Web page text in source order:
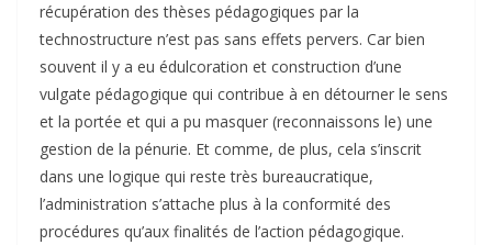
récupération des thèses pédagogiques par la
technostructure n’est pas sans effets pervers. Car bien
souvent il y a eu édulcoration et construction d’une
vulgate pédagogique qui contribue à en détourner le sens
et la portée et qui a pu masquer (reconnaissons le) une
gestion de la pénurie. Et comme, de plus, cela s’inscrit
dans une logique qui reste très bureaucratique,
l’administration s’attache plus à la conformité des
procédures qu’aux finalités de l’action pédagogique.